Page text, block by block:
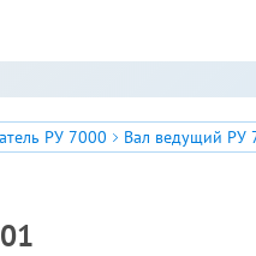
РУ 7000 Вал ведущий РУ